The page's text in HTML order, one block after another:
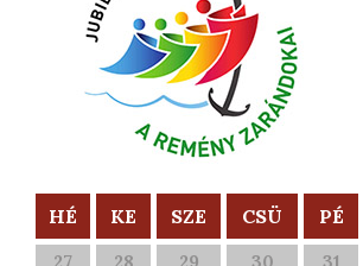
HÉ KE SZE CSÜ PÉ